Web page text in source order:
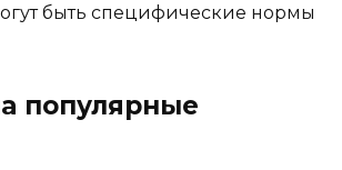
быть специфические нормы
популярные